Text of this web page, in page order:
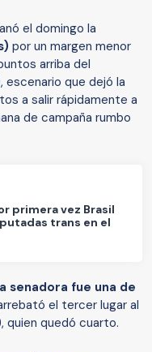
el domingo la
por un margen menor
arriba del
, escenario que dejó la
a salir rápidamente a
de campaña rumbo
primera vez Brasil
trans en el
senadora fue una de
el tercer lugar al
quien quedó cuarto.